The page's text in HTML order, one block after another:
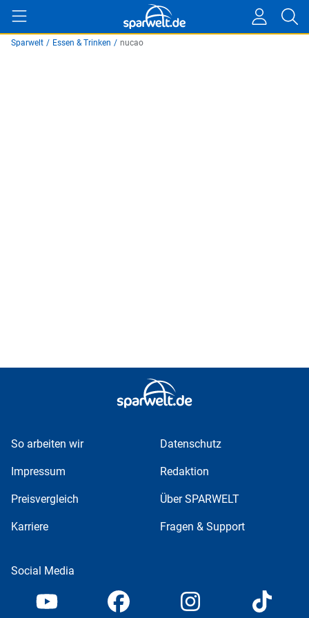
Sparwelt / Essen & Trinken / nucao
So arbeiten wir Datenschutz
Impressum Redaktion
Preisvergleich Über SPARWELT
Karriere Fragen & Support
Social Media